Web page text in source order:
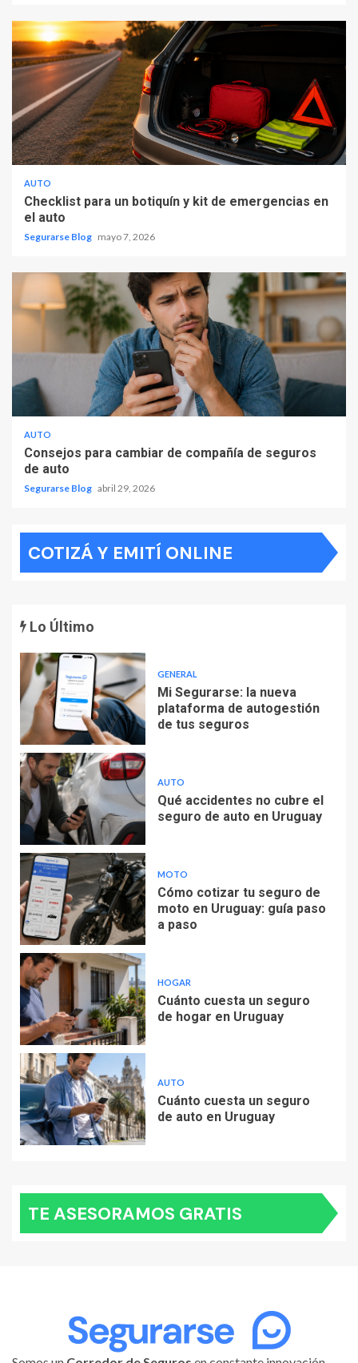
AUTO
Checklist para un botiquín y kit de emergencias en
el auto
Segurarse Blog mayo 7, 2026
AUTO
Consejos para cambiar de compañía de seguros
de auto
Segurarse Blog abril 29, 2026
COTIZÁ Y EMITÍ ONLINE
Lo Último
GENERAL
Mi Segurarse: la nueva
plataforma de autogestión
de tus seguros
AUTO
Qué accidentes no cubre el
seguro de auto en Uruguay
MOTO
Cómo cotizar tu seguro de
moto en Uruguay: guía paso
a paso
HOGAR
Cuánto cuesta un seguro
de hogar en Uruguay
AUTO
Cuánto cuesta un seguro
de auto en Uruguay
TE ASESORAMOS GRATIS